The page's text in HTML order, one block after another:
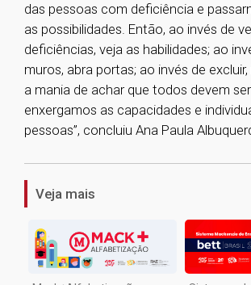
das pessoas com deficiência e
as possibilidades. Então, ao invés de
deficiências, veja as habilidades; ao
muros, abra portas; ao invés de
a mania de achar que todos devem
enxergamos as capacidades e
pessoas”, concluiu Ana Paula
1
Veja mais